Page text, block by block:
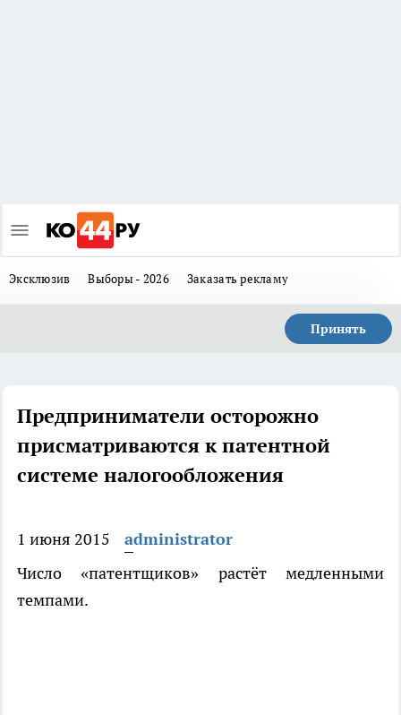
Эксклюзив Выборы - 2026 Заказать рекламу
Принять
Предприниматели осторожно
присматриваются к патентной
системе налогообложения
1 июня 2015
administrator
Число «патентщиков» растёт медленными
темпами.